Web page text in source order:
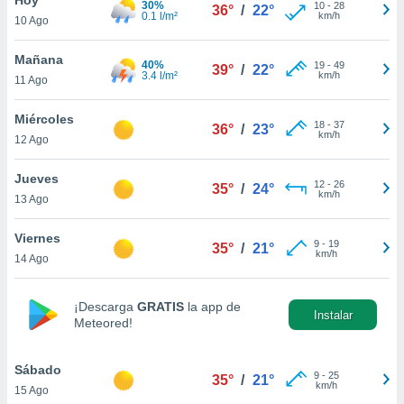
en
más
nuestra
de
aceptar
de
10 Ago
30%
0.1 l/m²
36° / 22° 10- 28
km/h
Mañana
11 Ago
40%
3.4 l/m²
39° / 22° 19- 49
km/h
Miércoles
12 Ago
36° / 23° 18- 37
km/h
Jueves
13 Ago
35° / 24° 12- 26
km/h
Viernes
14 Ago
35° / 21° 9- 19
km/h
¡Descarga GRATIS la app de
Meteored!
Instalar
Sábado
15 Ago
35° / 21° 9- 25
km/h